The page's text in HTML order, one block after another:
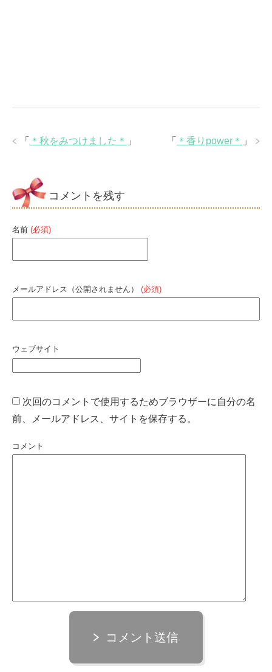
「 ＊香りpower＊ 」
「 ＊秋をみつけました＊ 」
コメントを残す
名前 (必須)
メールアドレス（公開されません） (必須)
ウェブサイト
次回のコメントで使用するためブラウザーに自分の名
前、メールアドレス、サイトを保存する。
コメント
コメント送信